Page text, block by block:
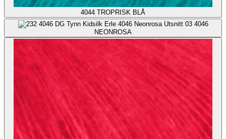
4044 TROPRISK BLÅ
4046
NEONROSA